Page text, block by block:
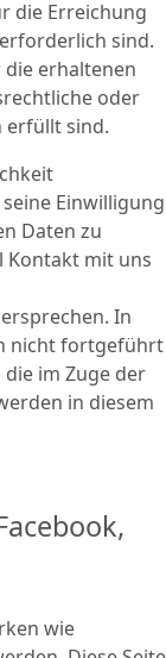
die Erreichung
sind.
erhaltenen
oder
erfüllt sind.
Einwilligung
Daten zu
Kontakt mit uns
In
nicht fortgeführt
im Zuge der
in diesem
wie